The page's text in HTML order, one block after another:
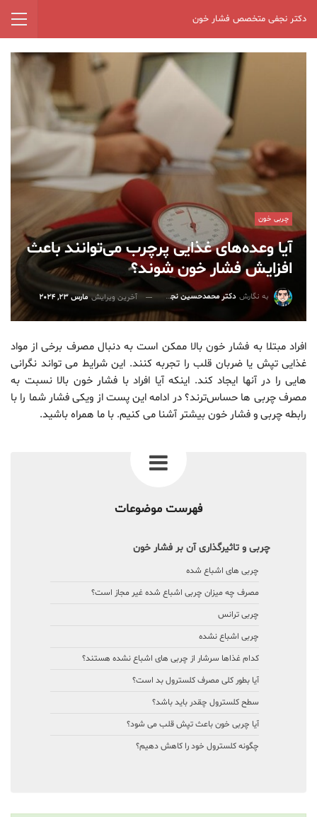
دکتر نجفی متخصص فشار خون
چربی خون
آیا وعده‌های غذایی پرچرب می‌توانند باعث
افزایش فشار خون شوند؟
به نگارش دکتر محمدحسین نجفی آخرین ویرایشمارس 23, 2024
افراد مبتلا به فشار خون بالا ممکن است به دنبال مصرف برخی از مواد
غذایی تپش یا ضربان قلب را تجربه کنند. این شرایط می تواند نگرانی
هایی را در آنها ایجاد کند. اینکه آیا افراد با فشار خون بالا نسبت به
مصرف چربی ها حساس‌ترند؟ در ادامه این پست از ویکی فشار شما را با
رابطه چربی و فشار خون بیشتر آشنا می کنیم. با ما همراه باشید.
فهرست موضوعات
چربی و تاثیرگذاری آن بر فشار خون
چربی های اشباع شده
مصرف چه میزان چربی اشباع شده غیر مجاز است؟
چربی ترانس
چربی اشباع نشده
کدام غذاها سرشار از چربی های اشباع نشده هستند؟
آیا بطور کلی مصرف کلسترول بد است؟
سطح کلسترول چقدر باید باشد؟
آیا چربی خون باعث تپش قلب می شود؟
چگونه کلسترول خود را کاهش دهیم؟